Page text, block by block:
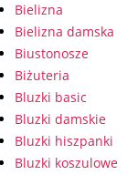
Bielizna
Bielizna damska
Biustonosze
Biżuteria
Bluzki basic
Bluzki damskie
Bluzki hiszpanki
Bluzki koszulowe